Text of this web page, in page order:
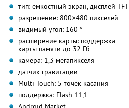
тип: емкостный экран, дисплей TFT
разрешение: 800×480 пикселей
видимый угол: 160 °
расширение карты: поддержка
карты памяти до 32 Гб
камера: 1,3 мегапикселя
датчик гравитации
Multi-Touch: 5 точек касания
поддержка: Flash 11,1
Android Market